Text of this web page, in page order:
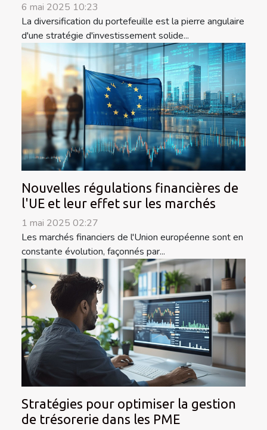
6 mai 2025 10:23
La diversification du portefeuille est la pierre angulaire
d'une stratégie d'investissement solide...
Nouvelles régulations financières de
l'UE et leur effet sur les marchés
1 mai 2025 02:27
Les marchés financiers de l'Union européenne sont en
constante évolution, façonnés par...
Stratégies pour optimiser la gestion
de trésorerie dans les PME